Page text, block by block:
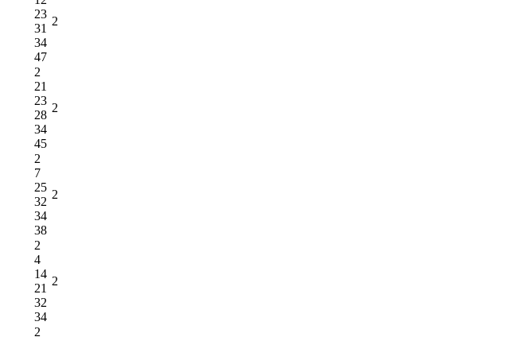
23
31
34
47
2
2
21
23
28
34
45
2
2
7
25
32
34
38
2
2
4
14
21
32
34
2
2